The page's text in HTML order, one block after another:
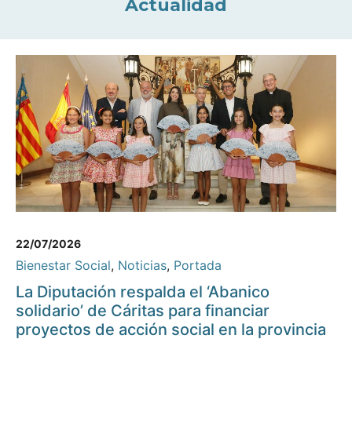
Actualidad
22/07/2026
Bienestar Social, Noticias, Portada
La Diputación respalda el ‘Abanico
solidario’ de Cáritas para financiar
proyectos de acción social en la provincia